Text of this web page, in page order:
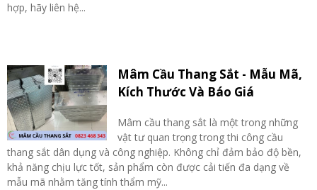
hợp, hãy liên hệ...
Mâm Cầu Thang Sắt - Mẫu Mã,
Kích Thước Và Báo Giá
Mâm cầu thang sắt là một trong những
vật tư quan trọng trong thi công cầu
thang sắt dân dụng và công nghiệp. Không chỉ đảm bảo độ bền,
khả năng chịu lực tốt, sản phẩm còn được cải tiến đa dạng về
mẫu mã nhằm tăng tính thẩm mỹ...